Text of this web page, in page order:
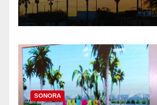
semana lluviosa y
temperaturas de
SONORA